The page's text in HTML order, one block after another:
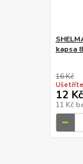
kapsa
16 Kč
Ušetříte
12 Kč
11 Kč